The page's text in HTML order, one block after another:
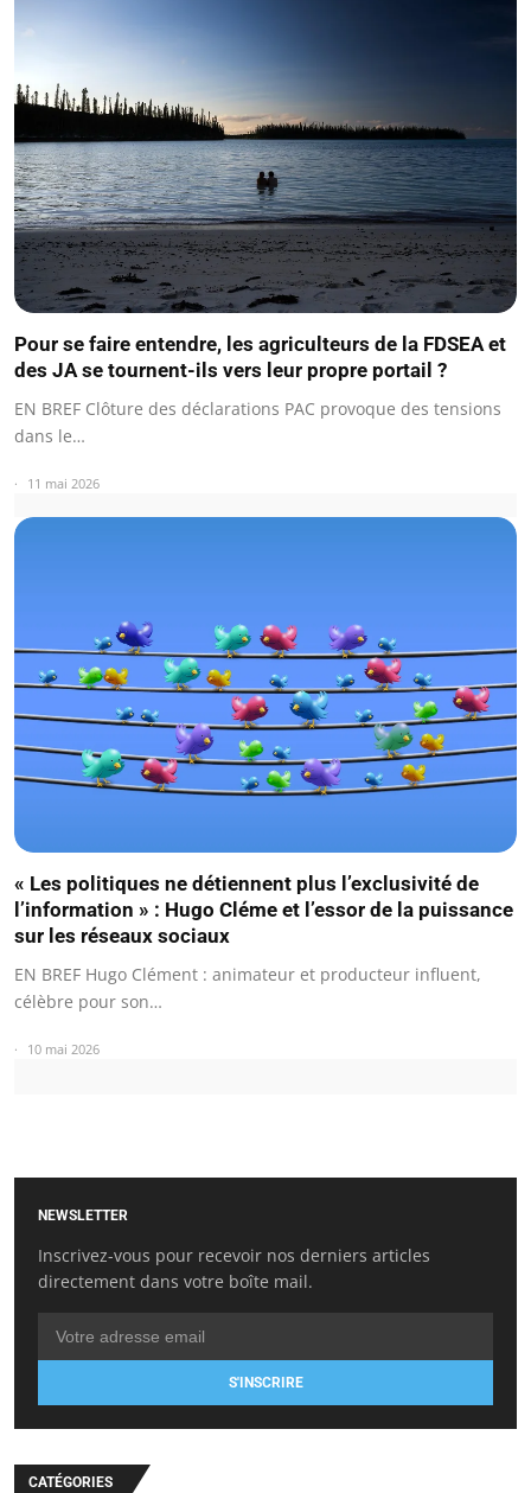
Pour se faire entendre, les agriculteurs de la FDSEA et
des JA se tournent-ils vers leur propre portail ?
EN BREF Clôture des déclarations PAC provoque des tensions
dans le…
11 mai 2026
« Les politiques ne détiennent plus l’exclusivité de
l’information » : Hugo Cléme et l’essor de la puissance
sur les réseaux sociaux
EN BREF Hugo Clément : animateur et producteur influent,
célèbre pour son…
10 mai 2026
NEWSLETTER
Inscrivez-vous pour recevoir nos derniers articles
directement dans votre boîte mail.
S'INSCRIRE
CATÉGORIES